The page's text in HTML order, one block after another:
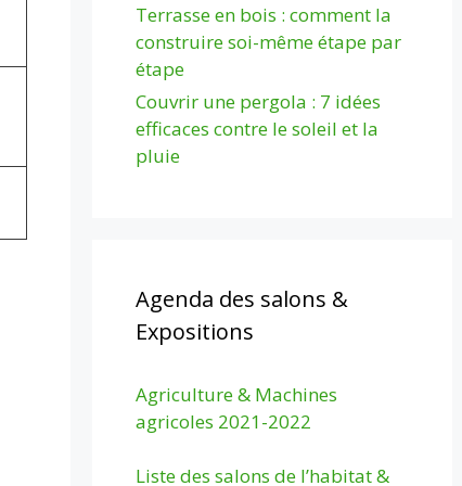
Terrasse en bois : comment la
construire soi-même étape par
étape
Couvrir une pergola : 7 idées
efficaces contre le soleil et la
pluie
Agenda des salons &
Expositions
Agriculture & Machines
agricoles 2021-2022
Liste des salons de l’habitat &